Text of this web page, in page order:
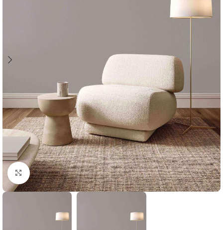
Büyütmek için tıklayın